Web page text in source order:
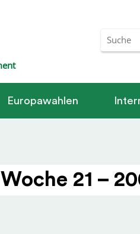
Europawahlen
21 –